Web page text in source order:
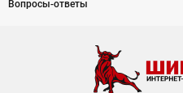
Вопросы-ответы